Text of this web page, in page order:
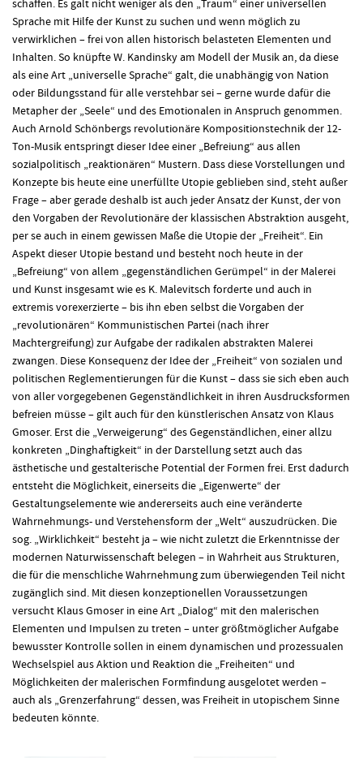
schaffen. Es galt nicht weniger als den „Traum“ einer universellen
Sprache mit Hilfe der Kunst zu suchen und wenn möglich zu
verwirklichen – frei von allen historisch belasteten Elementen und
Inhalten. So knüpfte W. Kandinsky am Modell der Musik an, da diese
als eine Art „universelle Sprache“ galt, die unabhängig von Nation
oder Bildungsstand für alle verstehbar sei – gerne wurde dafür die
Metapher der „Seele“ und des Emotionalen in Anspruch genommen.
Auch Arnold Schönbergs revolutionäre Kompositionstechnik der 12-
Ton-Musik entspringt dieser Idee einer „Befreiung“ aus allen
sozialpolitisch „reaktionären“ Mustern. Dass diese Vorstellungen und
Konzepte bis heute eine unerfüllte Utopie geblieben sind, steht außer
Frage – aber gerade deshalb ist auch jeder Ansatz der Kunst, der von
den Vorgaben der Revolutionäre der klassischen Abstraktion ausgeht,
per se auch in einem gewissen Maße die Utopie der „Freiheit“. Ein
Aspekt dieser Utopie bestand und besteht noch heute in der
„Befreiung“ von allem „gegenständlichen Gerümpel“ in der Malerei
und Kunst insgesamt wie es K. Malevitsch forderte und auch in
extremis vorexerzierte – bis ihn eben selbst die Vorgaben der
„revolutionären“ Kommunistischen Partei (nach ihrer
Machtergreifung) zur Aufgabe der radikalen abstrakten Malerei
zwangen. Diese Konsequenz der Idee der „Freiheit“ von sozialen und
politischen Reglementierungen für die Kunst – dass sie sich eben auch
von aller vorgegebenen Gegenständlichkeit in ihren Ausdrucksformen
befreien müsse – gilt auch für den künstlerischen Ansatz von Klaus
Gmoser. Erst die „Verweigerung“ des Gegenständlichen, einer allzu
konkreten „Dinghaftigkeit“ in der Darstellung setzt auch das
ästhetische und gestalterische Potential der Formen frei. Erst dadurch
entsteht die Möglichkeit, einerseits die „Eigenwerte“ der
Gestaltungselemente wie andererseits auch eine veränderte
Wahrnehmungs- und Verstehensform der „Welt“ auszudrücken. Die
sog. „Wirklichkeit“ besteht ja – wie nicht zuletzt die Erkenntnisse der
modernen Naturwissenschaft belegen – in Wahrheit aus Strukturen,
die für die menschliche Wahrnehmung zum überwiegenden Teil nicht
zugänglich sind. Mit diesen konzeptionellen Voraussetzungen
versucht Klaus Gmoser in eine Art „Dialog“ mit den malerischen
Elementen und Impulsen zu treten – unter größtmöglicher Aufgabe
bewusster Kontrolle sollen in einem dynamischen und prozessualen
Wechselspiel aus Aktion und Reaktion die „Freiheiten“ und
Möglichkeiten der malerischen Formfindung ausgelotet werden –
auch als „Grenzerfahrung“ dessen, was Freiheit in utopischem Sinne
bedeuten könnte.